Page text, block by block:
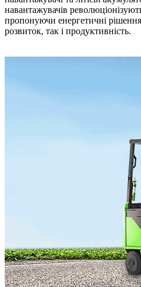
навантажувачів
пропонуючи енергетичні
розвиток, так і продуктивність.